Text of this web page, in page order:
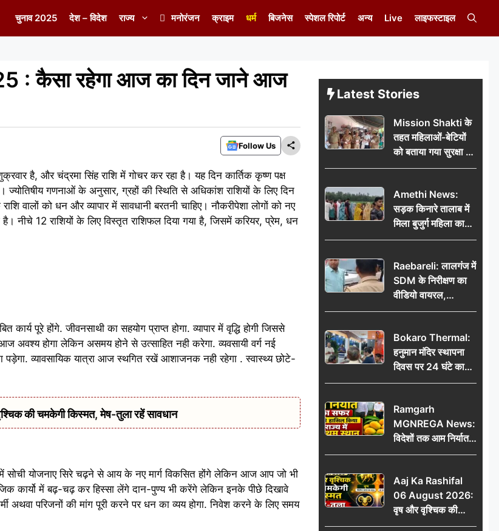
चुनाव 2025 देश – विदेश राज्य मनोरंजन क्राइम धर्म बिजनेस स्पेशल रिपोर्ट अन्य Live लाइफस्टाइल
: कैसा रहेगा आज का दिन जाने आज
Follow Us
है, और चंद्रमा सिंह राशि में गोचर कर रहा है। यह दिन कार्तिक कृष्ण पक्ष
ज्योतिषीय गणनाओं के अनुसार, ग्रहों की स्थिति से अधिकांश राशियों के लिए दिन
वालों को धन और व्यापार में सावधानी बरतनी चाहिए। नौकरीपेशा लोगों को नए
नीचे 12 राशियों के लिए विस्तृत राशिफल दिया गया है, जिसमें करियर, प्रेम, धन
पूरे होंगे. जीवनसाथी का सहयोग प्राप्त होगा. व्यापार में वृद्धि होगी जिससे
अवश्य होगा लेकिन असमय होने से उत्साहित नही करेगा. व्यवसायी वर्ग नई
व्यावसायिक यात्रा आज स्थगित रखें आशाजनक नही रहेगा . स्वास्थ्य छोटे-
की चमकेगी किस्मत, मेष-तुला रहें सावधान
सोची योजनाए सिरे चढ़ने से आय के नए मार्ग विकसित होंगे लेकिन आज आप जो भी
कार्यो में बढ़-चढ़ कर हिस्सा लेंगे दान-पुण्य भी करेंगे लेकिन इनके पीछे दिखावे
अथवा परिजनों की मांग पूरी करने पर धन का व्यय होगा. निवेश करने के लिए समय
Latest Stories
Mission Shakti के
तहत महिलाओं-बेटियों
को बताया गया सुरक्षा के
अधिकार
Amethi News:
सड़क किनारे तालाब में
मिला बुजुर्ग महिला का
शव, संदिग्ध परिस्थितियों
Raebareli: लालगंज में
SDM के निरीक्षण का
वीडियो वायरल,
प्रशासनिक सक्रियता
कवायद?
Bokaro Thermal:
हनुमान मंदिर स्थापना
दिवस पर 24 घंटे का
अखंड हरि कीर्तन,
थर्मल
Ramgarh
MGNREGA News:
विदेशों तक आम निर्यात
का सफर, जिले ने
प्रथम स्थान
Aaj Ka Rashifal
06 August 2026:
वृष और वृश्चिक की
चमकेगी किस्मत, मेष-